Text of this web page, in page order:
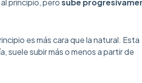
principio, perosube
es más cara que la natural. Esta
suele subir más o menos a partir de